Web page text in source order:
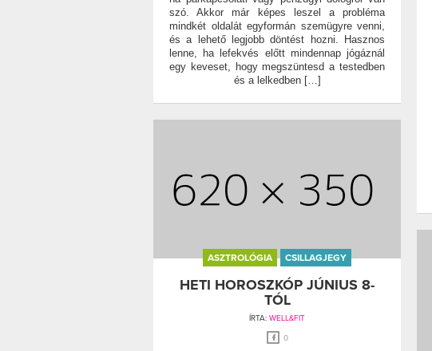
szó. Akkor már képes leszel a probléma
mindkét oldalát egyformán szemügyre venni,
és a lehető legjobb döntést hozni. Hasznos
lenne, ha lefekvés előtt mindennap jógáznál
egy keveset, hogy megszüntesd a testedben
és a lelkedben […]
ASZTROLÓGIA CSILLAGJEGY
HETI HOROSZKÓP JÚNIUS 8-
TÓL
ÍRTA: WELL&FIT
0